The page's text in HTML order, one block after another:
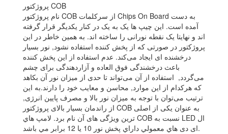
پروژکتور COB
نام پروژکتور COB از سرکلمات Chips On Board به دست
آمده است. این چیپ ها یک به یک در کنار یکدیگر قرار گرفته
اند و نهایتا یک نقطه نورانی را ساخته اند. به همین خاطر در این
پروژکتور در صورتی که از پخش کننده استفاده نشود, نور بسیار
درخشنده ای ایجاد می‌کند. عدم استفاده از این پخش کننده
باعث درخشندگی فوق العاده و آزاردهندگی برای چشم
می‌گردد, استفاده از آن می‌تواند تا حدی از میزان نور آن بکاهد
که هرکدام از این موارد, محاسن و معایب خود را دارند.به این
ترتیب می‌توان با توجه به میزان نور بالا و مصرف پایین انرژی,
از راندمان بسیار بالای پروژکتور COB به عنوان یکی از اصلی
ترین ویژگی های آن نام برد. لامپ هاي COB نسبت به LED ال
ای دی هاي معمولي داراي پخش نور 10 يا 12 برابر مي باشد.